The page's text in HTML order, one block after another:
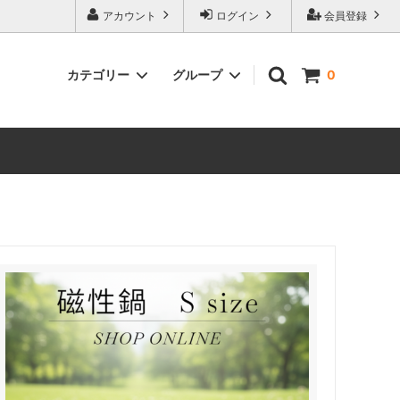
会員登録
ログイン
アカウント
0
カテゴリー
スタイリング剤
グループ